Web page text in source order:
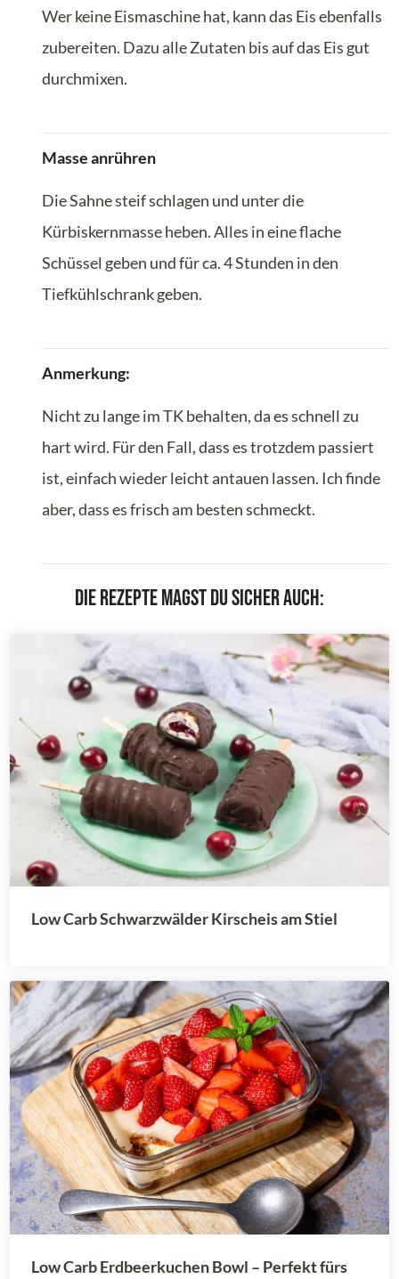
Wer keine Eismaschine hat, kann das Eis ebenfalls
zubereiten. Dazu alle Zutaten bis auf das Eis gut
durchmixen.
Masse anrühren
Die Sahne steif schlagen und unter die
Kürbiskernmasse heben. Alles in eine flache
Schüssel geben und für ca. 4 Stunden in den
Tiefkühlschrank geben.
Anmerkung:
Nicht zu lange im TK behalten, da es schnell zu
hart wird. Für den Fall, dass es trotzdem passiert
ist, einfach wieder leicht antauen lassen. Ich finde
aber, dass es frisch am besten schmeckt.
Die Rezepte magst du sicher auch:
Low Carb Schwarzwälder Kirscheis am Stiel
Low Carb Erdbeerkuchen Bowl – Perfekt fürs